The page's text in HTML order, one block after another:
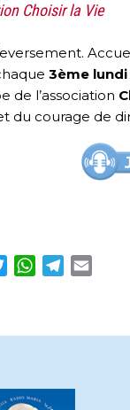
Choisir la Vie
3ème lundi
de l’association
du courage de
TwitterWhatsApp
Telegram